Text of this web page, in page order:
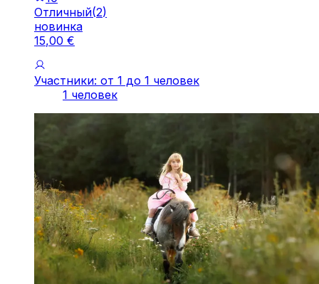
Отличный(2)
новинка
15,00 €
Участники: от 1 до 1 человек
1 человек